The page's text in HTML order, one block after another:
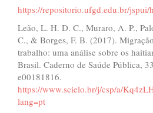
https://repositorio.ufgd.edu.br/jspui/
Leão, L. H. D. C., Muraro, A. P.,
C., & Borges, F. B. (2017).
trabalho: uma análise sobre os
Brasil. Caderno de Saúde Pública,
e00181816.
https://www.scielo.br/j/csp/a/
lang=pt